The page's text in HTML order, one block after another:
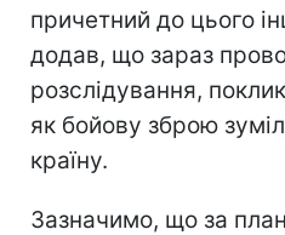
причетний до цього
додав, що зараз
розслідування,
як бойову зброю
країну.
Зазначимо, що за